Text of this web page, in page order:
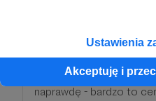
Ustawienia
Akceptuję i
się Współtwórcą Klubu.
z nami swoją pracą i tak,
wiele - my dajemy na
naprawdę - bardzo to